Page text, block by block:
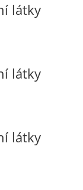
látky
látky
látky